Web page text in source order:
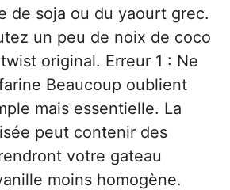
de soja ou du yaourt grec.
un peu de noix de coco
original. Erreur 1 : Ne
Beaucoup oublient
mais essentielle. La
peut contenir des
votre gateau
moins homogène.